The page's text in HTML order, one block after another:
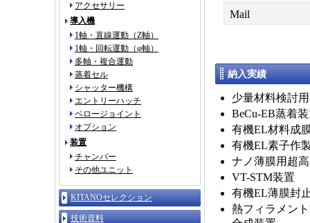
アクセサリー
導入機
1軸・直線運動（Z軸）
1軸・回転運動（φ軸）
多軸・複合運動
蒸着セル
シャッター機構
エントリーハッチ
ベロージョイント
オプション
装置
チャンバー
その他ユニット
KITANOセレクション
技術資料
Mail
納入実績
少量材料検討
BeCu-EB蒸着
有機EL材料成
有機EL素子作
ナノ薄膜用超
VT-STM装置
有機EL薄膜封
熱フィラメン